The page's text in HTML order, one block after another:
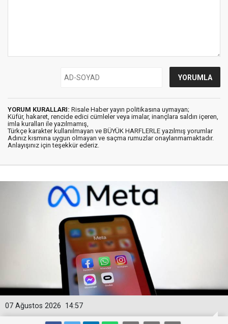
YORUM KURALLARI: Risale Haber yayın politikasına uymayan;
Küfür, hakaret, rencide edici cümleler veya imalar, inançlara saldırı içeren,
imla kuralları ile yazılmamış,
Türkçe karakter kullanılmayan ve BÜYÜK HARFLERLE yazılmış yorumlar
Adınız kısmına uygun olmayan ve saçma rumuzlar onaylanmamaktadır.
Anlayışınız için teşekkür ederiz.
14:57
07 Ağustos 2026